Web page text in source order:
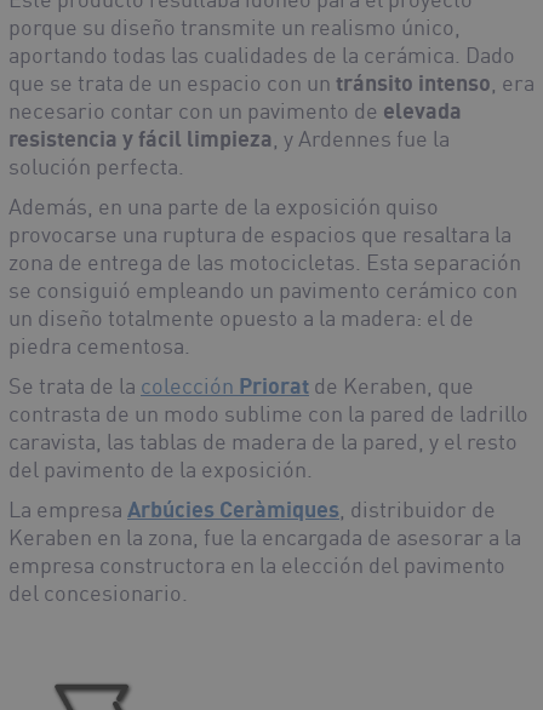
porque su diseño transmite un realismo único,
aportando todas las cualidades de la cerámica. Dado
que se trata de un espacio con un tránsito intenso , era
necesario contar con un pavimento de elevada
resistencia y fácil limpieza , y Ardennes fue la
solución perfecta.
Además, en una parte de la exposición quiso
provocarse una ruptura de espacios que resaltara la
zona de entrega de las motocicletas. Esta separación
se consiguió empleando un pavimento cerámico con
un diseño totalmente opuesto a la madera: el de
piedra cementosa.
Se trata de la colección Priorat de Keraben, que
contrasta de un modo sublime con la pared de ladrillo
caravista, las tablas de madera de la pared, y el resto
del pavimento de la exposición.
La empresa Arbúcies Ceràmiques , distribuidor de
Keraben en la zona, fue la encargada de asesorar a la
empresa constructora en la elección del pavimento
del concesionario.